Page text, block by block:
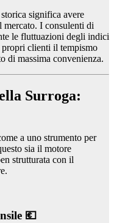
significa avere
mercato. I consulenti di
le fluttuazioni degli indici
propri clienti il tempismo
di massima convenienza.
Surroga:
a uno strumento per
sia il motore
strutturata con il
💶